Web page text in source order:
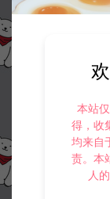
收藏
本站资源售价
若您需要商业
使用。
如果本站有侵
将会第一时间解
本站
得，收
均来自
责。本
人